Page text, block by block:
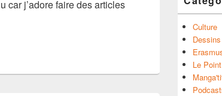
car j’adore faire des articles
Culture
Le